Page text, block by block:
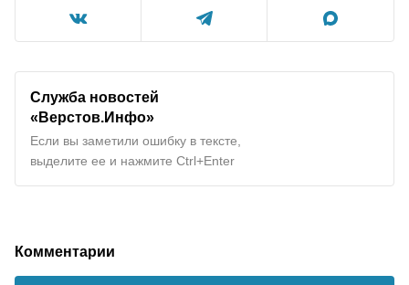
Служба новостей
«Верстов.Инфо»
Если вы заметили ошибку в тексте,
выделите ее и нажмите Ctrl+Enter
Комментарии